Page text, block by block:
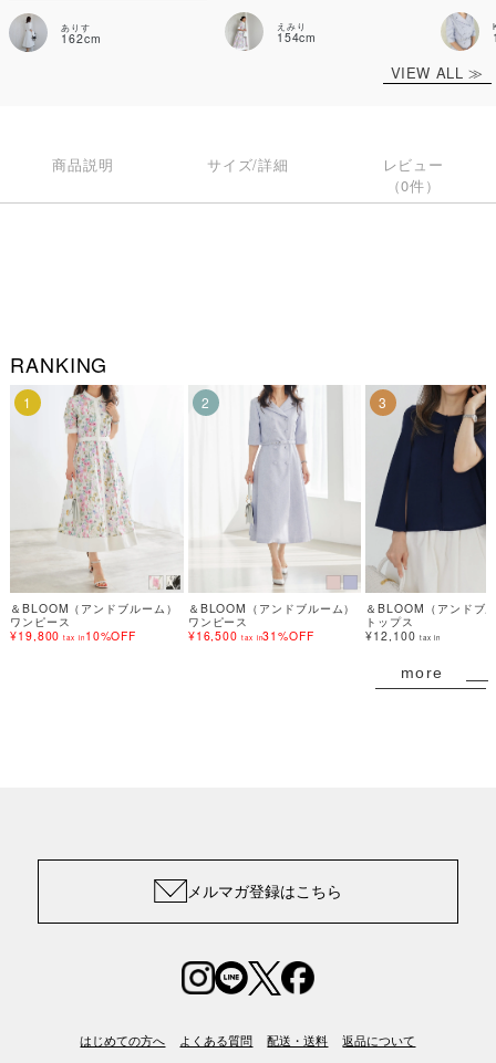
ありす
162cm
えみり
154cm
VIEW ALL ≫
商品説明 サイズ/詳細
レビュー
（0件）
RANKING
1
＆BLOOM（アンドブルーム）
ワンピース
¥19,800 tax in 10%OFF
2
＆BLOOM（アンドブルーム）
ワンピース
¥16,500 tax in31%OFF
3
＆BLOOM（アンドブ
トップス
¥12,100 tax in
more
メルマガ登録はこちら
はじめての方へ よくある質問 配送・送料 返品について